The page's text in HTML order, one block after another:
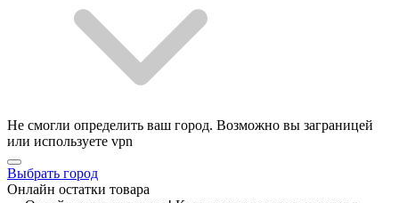
Не смогли определить ваш город. Возможно вы заграницей
или используете vpn
Выбрать город
Онлайн остатки товара